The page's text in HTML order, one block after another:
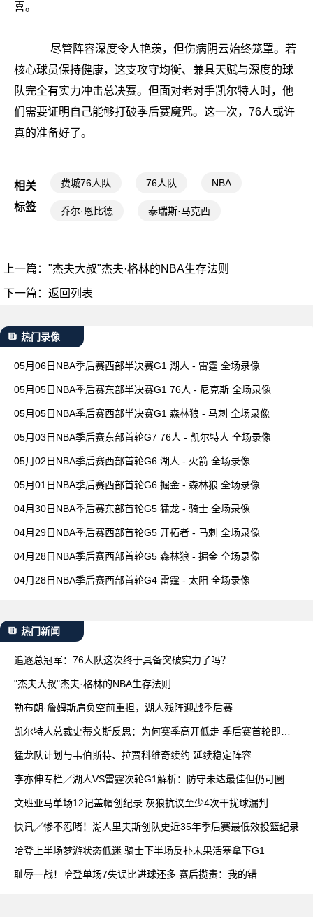
喜。
尽管阵容深度令人艳羡，但伤病阴云始终笼罩。若
核心球员保持健康，这支攻守均衡、兼具天赋与深度的球
队完全有实力冲击总决赛。但面对老对手凯尔特人时，他
们需要证明自己能够打破季后赛魔咒。这一次，76人或许
真的准备好了。
相关
标签
费城76人队 76人队 NBA
乔尔·恩比德 泰瑞斯·马克西
上一篇： "杰夫大叔"杰夫·格林的NBA生存法则
下一篇： 返回列表
热门录像
05月06日NBA季后赛西部半决赛G1 湖人 - 雷霆 全场录像
05月05日NBA季后赛东部半决赛G1 76人 - 尼克斯 全场录像
05月05日NBA季后赛西部半决赛G1 森林狼 - 马刺 全场录像
05月03日NBA季后赛东部首轮G7 76人 - 凯尔特人 全场录像
05月02日NBA季后赛西部首轮G6 湖人 - 火箭 全场录像
05月01日NBA季后赛西部首轮G6 掘金 - 森林狼 全场录像
04月30日NBA季后赛东部首轮G5 猛龙 - 骑士 全场录像
04月29日NBA季后赛西部首轮G5 开拓者 - 马刺 全场录像
04月28日NBA季后赛西部首轮G5 森林狼 - 掘金 全场录像
04月28日NBA季后赛西部首轮G4 雷霆 - 太阳 全场录像
热门新闻
追逐总冠军：76人队这次终于具备突破实力了吗？
"杰夫大叔"杰夫·格林的NBA生存法则
勒布朗·詹姆斯肩负空前重担，湖人残阵迎战季后赛
凯尔特人总裁史蒂文斯反思：为何赛季高开低走 季后赛首轮即遭
猛龙队计划与韦伯斯特、拉贾科维奇续约 延续稳定阵容
李亦伸专栏／湖人VS雷霆次轮G1解析：防守未达最佳但仍可圈可
文班亚马单场12记盖帽创纪录 灰狼抗议至少4次干扰球漏判
快讯／惨不忍睹！湖人里夫斯创队史近35年季后赛最低效投篮纪录
哈登上半场梦游状态低迷 骑士下半场反扑未果活塞拿下G1
耻辱一战！哈登单场7失误比进球还多 赛后揽责：我的错